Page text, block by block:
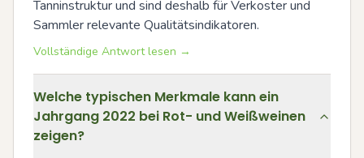
Tanninstruktur und sind deshalb für Verkoster und
Sammler relevante Qualitätsindikatoren.
Vollständige Antwort lesen →
Welche typischen Merkmale kann ein
Jahrgang 2022 bei Rot- und Weißweinen
zeigen?